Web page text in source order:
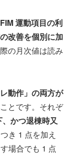
FIM 運動項目の利
改善を個別に加
の月次値は読み
動作」の両方が
ことです。それぞ
かつ退棟時又
き 1 点を加え
場合でも 1 点